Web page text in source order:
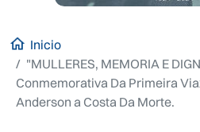
Inicio
"MULLERES, MEMORIA E
Conmemorativa Da Primeira
Anderson a Costa Da Morte.